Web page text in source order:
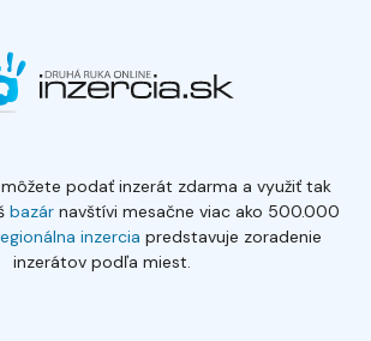
podať inzerát zdarma a využiť tak
bazárnavštívi mesačne viac ako 500.000
inzercia predstavuje zoradenie
inzerátov podľa miest.